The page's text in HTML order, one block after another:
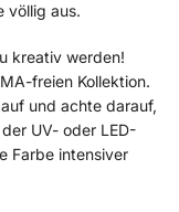
völlig aus.
kreativ werden!
freien Kollektion.
und achte darauf,
UV- oder LED-
Farbe intensiver